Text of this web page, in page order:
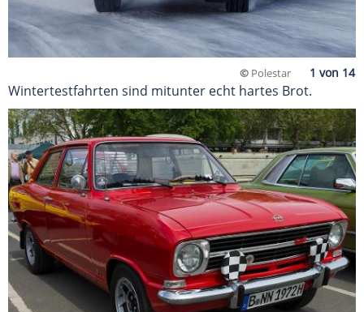
© Polestar
Wintertestfahrten sind mitunter echt hartes Brot.